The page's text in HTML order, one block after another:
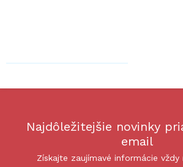
Najdôležitejšie novinky
email
Získajte zaujímavé informácie vždy